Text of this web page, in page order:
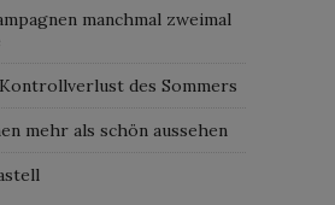
manchmal zweimal
des Sommers
mehr als schön aussehen